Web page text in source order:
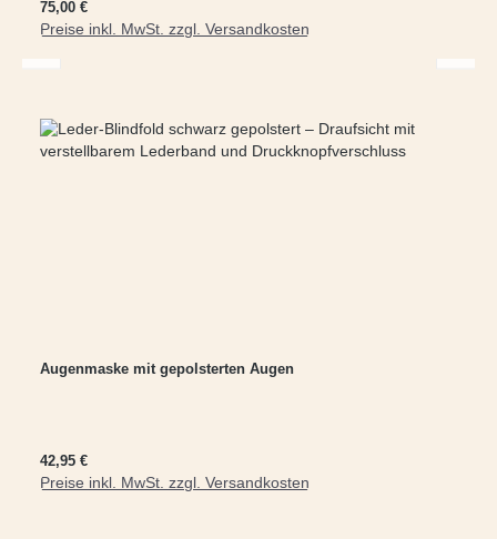
Regulärer Preis:
75,00 €
Preise inkl. MwSt. zzgl. Versandkosten
In den Warenkorb
Augenmaske mit gepolsterten Augen
Regulärer Preis:
42,95 €
Preise inkl. MwSt. zzgl. Versandkosten
In den Warenkorb